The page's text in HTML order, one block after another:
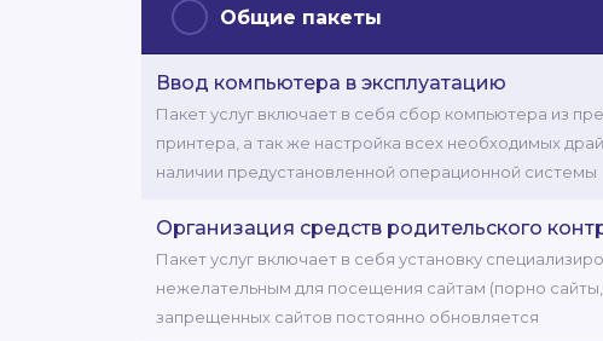
Общие пакеты
Ввод компьютера в эксплуатацию
Пакет услуг включает в себя сбор компьютера из
принтера, а так же настройка всех необходимых
наличии предустановленной операционной системы
Организация средств родительского
Пакет услуг включает в себя установку
нежелательным для посещения сайтам (порно сайты,
запрещенных сайтов постоянно обновляется